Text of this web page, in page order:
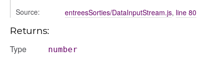
Source:
entreesSorties/DataInputStream.js, line 80
Returns:
Type number